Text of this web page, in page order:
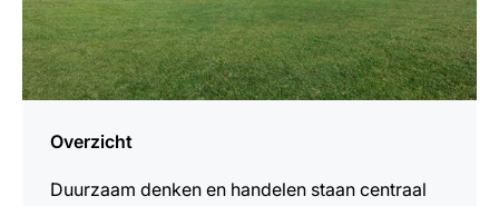
Overzicht
Duurzaam denken en handelen staan centraal